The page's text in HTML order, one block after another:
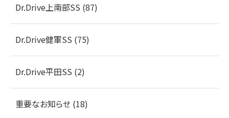
Dr.Drive上南部SS (87)
Dr.Drive健軍SS (75)
Dr.Drive平田SS (2)
重要なお知らせ (18)